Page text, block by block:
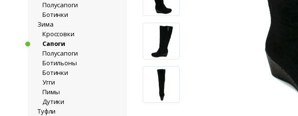
Полусапоги
Ботинки
Зима
Кроссовки
Сапоги
Полусапоги
Ботильоны
Ботинки
Угги
Пимы
Дутики
Туфли